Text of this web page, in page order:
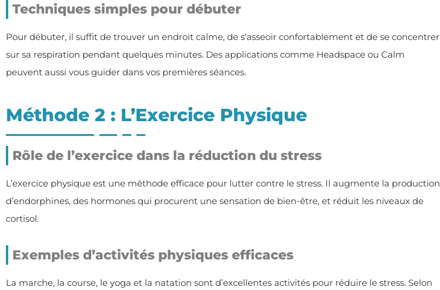
Techniques simples pour débuter
Pour débuter, il suffit de trouver un endroit calme, de s’asseoir confortablement et de se concentrer
sur sa respiration pendant quelques minutes. Des applications comme Headspace ou Calm
peuvent aussi vous guider dans vos premières séances.
Méthode 2 : L’Exercice Physique
Rôle de l’exercice dans la réduction du stress
L’exercice physique est une méthode efficace pour lutter contre le stress. Il augmente la production
d’endorphines, des hormones qui procurent une sensation de bien-être, et réduit les niveaux de
cortisol.
Exemples d’activités physiques efficaces
La marche, la course, le yoga et la natation sont d’excellentes activités pour réduire le stress. Selon